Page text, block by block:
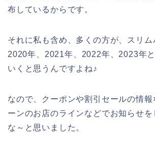
布しているからです。
それに私も含め、多くの方が、スリム
2020年、2021年、2022年、2023年
いくと思うんですよね♪
なので、クーポンや割引セールの情
ーンのお店のラインなどでお知らせ
な～と思いました。